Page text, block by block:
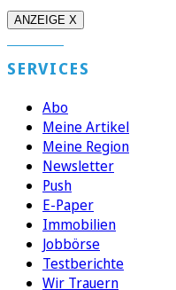
ANZEIGE X
SERVICES
Abo
Meine Artikel
Meine Region
Newsletter
Push
E-Paper
Immobilien
Jobbörse
Testberichte
Wir Trauern